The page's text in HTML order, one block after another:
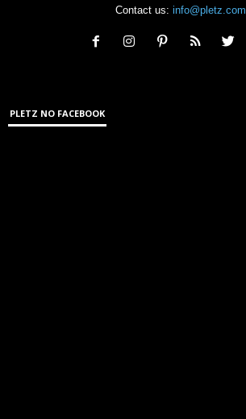
Contact us: info@pletz.com
PLETZ NO FACEBOOK